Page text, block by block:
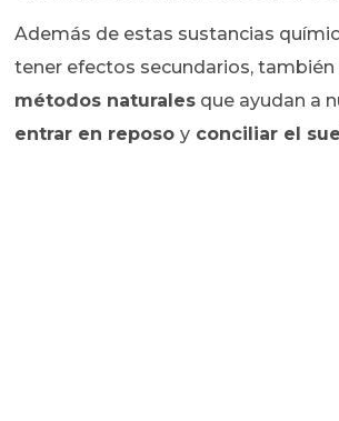
Además de estas sustancias
tener efectos secundarios, también
métodos naturales que ayudan a
entrar en reposoy conciliar el